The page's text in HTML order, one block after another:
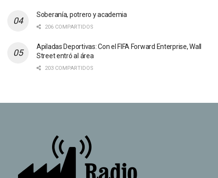
Soberanía, potrero y academia
206 COMPARTIDOS
Apiladas Deportivas: Con el FIFA Forward Enterprise, Wall
Street entró al área
203 COMPARTIDOS